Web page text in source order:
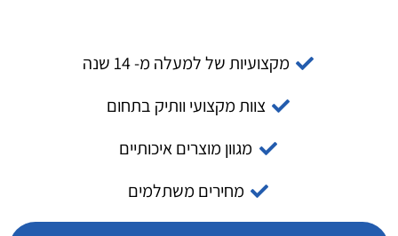
מקצועיות של למעלה מ- 14 שנה
צוות מקצועי וותיק בתחום
מגוון מוצרים איכותיים
מחירים משתלמים